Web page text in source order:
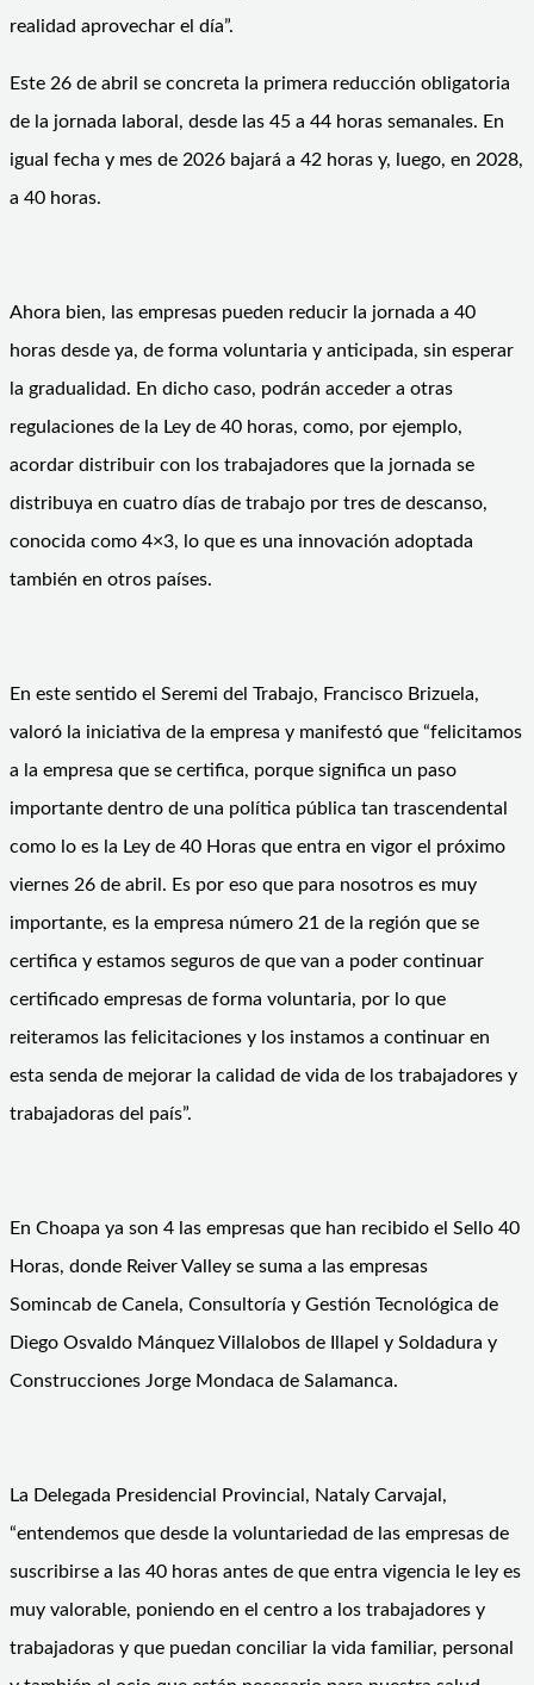
realidad aprovechar el día”.
Este 26 de abril se concreta la primera reducción obligatoria
de la jornada laboral, desde las 45 a 44 horas semanales. En
igual fecha y mes de 2026 bajará a 42 horas y, luego, en 2028,
a 40 horas.
Ahora bien, las empresas pueden reducir la jornada a 40
horas desde ya, de forma voluntaria y anticipada, sin esperar
la gradualidad. En dicho caso, podrán acceder a otras
regulaciones de la Ley de 40 horas, como, por ejemplo,
acordar distribuir con los trabajadores que la jornada se
distribuya en cuatro días de trabajo por tres de descanso,
conocida como 4×3, lo que es una innovación adoptada
también en otros países.
En este sentido el Seremi del Trabajo, Francisco Brizuela,
valoró la iniciativa de la empresa y manifestó que “felicitamos
a la empresa que se certifica, porque significa un paso
importante dentro de una política pública tan trascendental
como lo es la Ley de 40 Horas que entra en vigor el próximo
viernes 26 de abril. Es por eso que para nosotros es muy
importante, es la empresa número 21 de la región que se
certifica y estamos seguros de que van a poder continuar
certificado empresas de forma voluntaria, por lo que
reiteramos las felicitaciones y los instamos a continuar en
esta senda de mejorar la calidad de vida de los trabajadores y
trabajadoras del país”.
En Choapa ya son 4 las empresas que han recibido el Sello 40
Horas, donde Reiver Valley se suma a las empresas
Somincab de Canela, Consultoría y Gestión Tecnológica de
Diego Osvaldo Mánquez Villalobos de Illapel y Soldadura y
Construcciones Jorge Mondaca de Salamanca.
La Delegada Presidencial Provincial, Nataly Carvajal,
“entendemos que desde la voluntariedad de las empresas de
suscribirse a las 40 horas antes de que entra vigencia le ley es
muy valorable, poniendo en el centro a los trabajadores y
trabajadoras y que puedan conciliar la vida familiar, personal